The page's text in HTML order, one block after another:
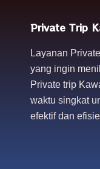
Private Trip
Layanan
yang ingin
Private trip
waktu singkat
efektif dan